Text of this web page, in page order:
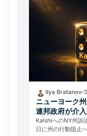
Ilya Bratanov
ニューヨーク
連邦政府が介
KalshiへのNY州訴
日に州の行動阻止